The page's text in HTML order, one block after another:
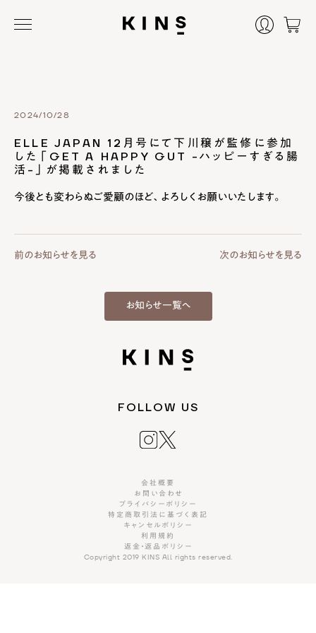
2024/10/28
ELLE JAPAN 12月号にて下川穣が監修に参加
した「GET A HAPPY GUT -ハッピーすぎる腸
活-」が掲載されました
今後とも変わらぬご愛顧のほど、よろしくお願いいたします。
前のお知らせを見る 次のお知らせを見る
お知らせ一覧へ
FOLLOW US
Copyright 2019 KINS All rights reserved.
会社概要
お問い合わせ
プライバシーポリシー
特定商取引法に基づく表記
キャンセルポリシー
利用規約
返金・返品ポリシー